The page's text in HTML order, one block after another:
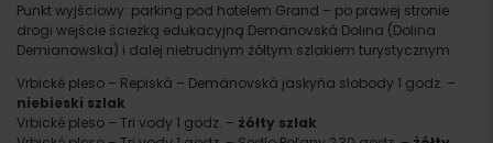
Punkt wyjściowy: parking pod hotelem Grand – po prawej stronie
drogi wejście ścieżką edukacyjną Demänovská Dolina (Dolina
Demianowska) i dalej nietrudnym żółtym szlakiem turystycznym.
Vrbické pleso – Repiská – Demänovská jaskyňa slobody 1 godz. –
niebieski szlak
Vrbické pleso – Tri vody 1 godz. – żółty szlak